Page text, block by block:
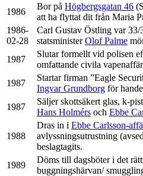
1986
Bor på Högbergsgatan 46
att ha flyttat dit från Maria
1986-
02-28
Carl Gustav Östling var 33/
statsministerOlof Palme
1987
Slutar formellt vid polisen
omfattande civila
1987
Startar firman ”Eagle
Ingvar Grundborg för
1987
Säljer skottsäkert glas, k-
Hans Holmérs och Ebbe
1988
Dras in i Ebbe Carlsson-
avlyssningsutrustning
beslagtagits.
1989
Döms till dagsböter i det
buggningshärvan/